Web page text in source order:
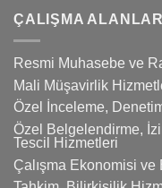
ÇALIŞMA
Resmi Muhasebe ve
Mali Müşavirlik
Özel İnceleme,
Özel Belgelendirme,
Tescil Hizmetleri
Çalışma Ekonomisi